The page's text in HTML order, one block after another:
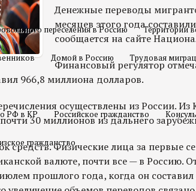
переселения в Россию Территории
Домой в Россию Трудовая
РФ в КР Российское гражданство
гражданство
Денежные переводы
месяцев этого года
сообщается на сайте
Финансовый регулятор
966,8 миллиона долларов.
осуществлены из России. Из
30 миллионов из дальнего
средств. Физические лица за первые
валюте, почти все — в Россию.
прошлого года, когда он